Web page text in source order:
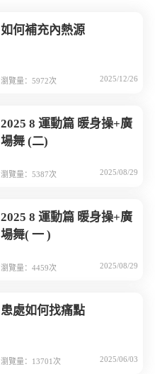
如何補充內熱源
瀏覽量：5972次 2025/12/26
2025 8 運動篇 暖身操+廣
場舞 (二)
瀏覽量：5387次 2025/08/29
2025 8 運動篇 暖身操+廣
場舞( 一 )
瀏覽量：4459次 2025/08/29
患處如何找痛點
瀏覽量：13701次 2025/06/03